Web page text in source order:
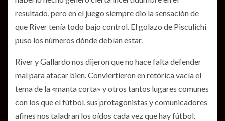
resultado, pero en el juego siempre dio la sensación de
que River tenía todo bajo control. El golazo de Pisculichi
puso los números dónde debían estar.
River y Gallardo nos dijeron que no hace falta defender
mal para atacar bien. Conviertieron en retórica vacía el
tema de la «manta corta» y otros tantos lugares comunes
con los que el fútbol, sus protagonistas y comunicadores
afines nos taladran los oídos cada vez que hay fútbol.